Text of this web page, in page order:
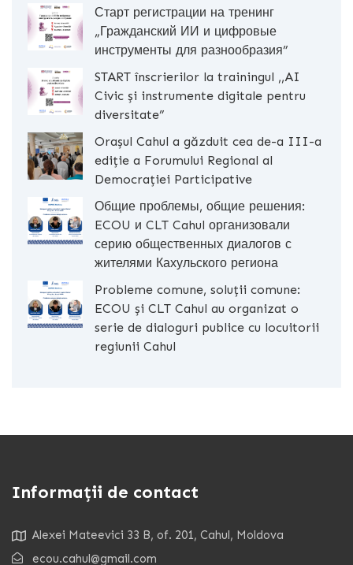
Старт регистрации на тренинг
„Гражданский ИИ и цифровые
инструменты для разнообразия”
START înscrierilor la trainingul ,,AI
Civic și instrumente digitale pentru
diversitate”
Orașul Cahul a găzduit cea de-a III-a
ediție a Forumului Regional al
Democrației Participative
Общие проблемы, общие решения:
ECOU и CLT Cahul организовали
серию общественных диалогов с
жителями Кахульского региона
Probleme comune, soluții comune:
ECOU și CLT Cahul au organizat o
serie de dialoguri publice cu locuitorii
regiunii Cahul
Informații de contact
Alexei Mateevici 33 B, of. 201, Cahul, Moldova
ecou.cahul@gmail.com